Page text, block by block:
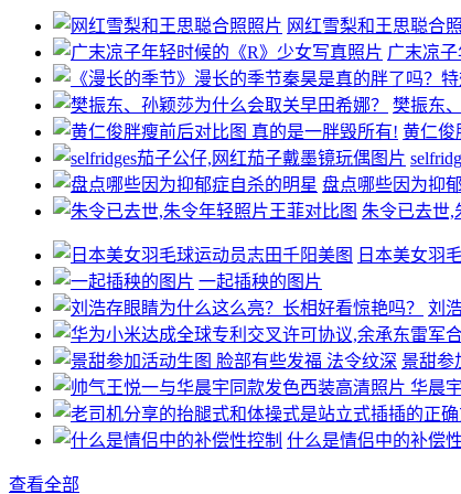
网红雪梨和王思聪合
广末凉
樊振东
黄仁俊
盘点哪些因为抑
朱令已去世,
日本美女羽
一起插秧的图片
刘
景甜参
什么是情侣中的补偿
查看全部